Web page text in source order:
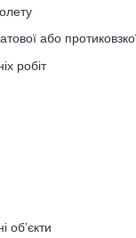
або
робіт
об’єкти